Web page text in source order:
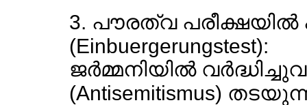
3. പൗരത്വ പരീക്ഷയില്‍
(Einbuergerungstest):
ജര്‍മ്മനിയില്‍
(Antisemitismus)